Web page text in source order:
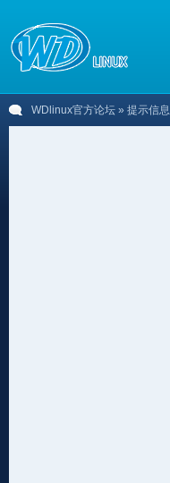
WDlinux官方论坛 » 提示信息